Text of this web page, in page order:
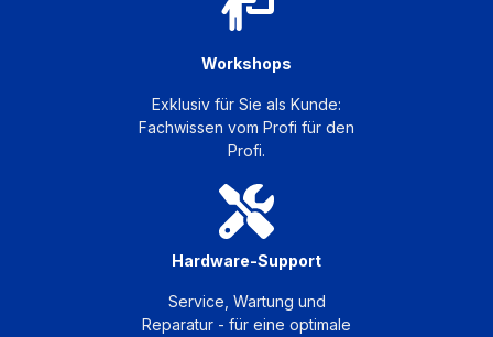
Workshops
Exklusiv für Sie als Kunde:
Fachwissen vom Profi für den
Profi.
Hardware-Support
Service, Wartung und
Reparatur - für eine optimale